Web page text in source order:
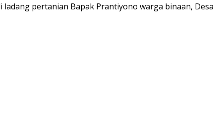
pertanian Bapak Prantiyono warga binaan, Desa